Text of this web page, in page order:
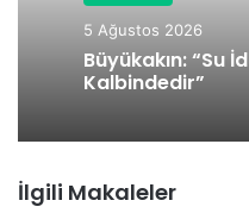
5 Ağustos 2026
Büyükakın: “Su
Kalbindedir”
İlgili Makaleler